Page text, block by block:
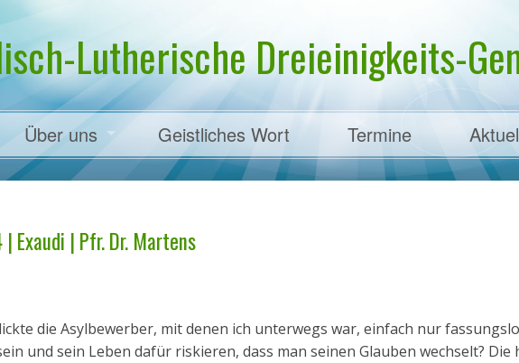
Lutherische Dreieinigkeits-
Über uns
Pfarrer Dr. Martens
Geistliches Wort Termine
Exaudi | Pfr. Dr. Martens
die Asylbewerber, mit denen ich unterwegs war, einfach nur
und sein Leben dafür riskieren, dass man seinen Glauben wechselt? Die